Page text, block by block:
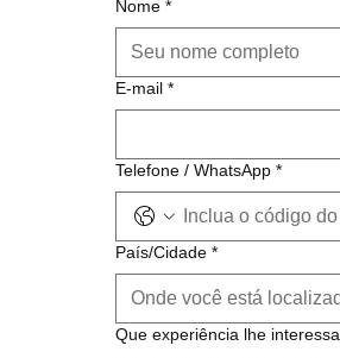
Nome *
E-mail *
Telefone / WhatsApp *
País/Cidade *
Que experiência lhe